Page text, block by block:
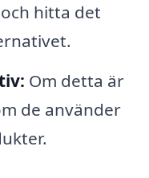
hitta det
Om detta är
de använder